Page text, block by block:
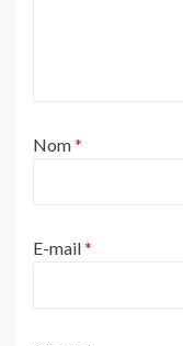
Nom*
E-mail*